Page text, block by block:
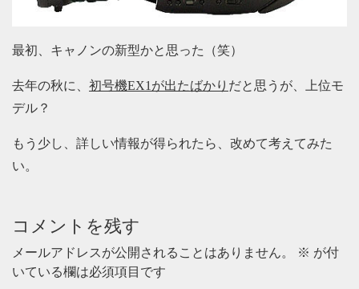
最初、キャノンの新型かと思った（笑）
去年の秋に、 初号機EX1が出たばかり だと思うが、上位モ
デル？
もう少し、詳しい情報が得られたら、改めて考えてみた
い。
コメントを残す
メールアドレスが公開されることはありません。 ※ が付
いている欄は必須項目です